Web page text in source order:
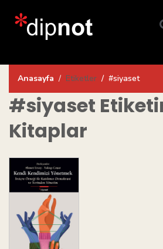
Anasayfa Etiketler #siyaset
#siyaset
Kitaplar